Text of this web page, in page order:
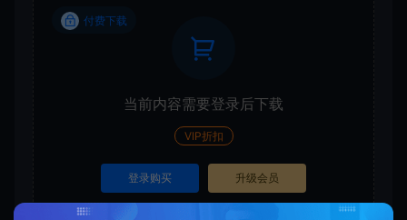
付费下载
当前内容需要登录后下载
VIP折扣
登录购买 升级会员